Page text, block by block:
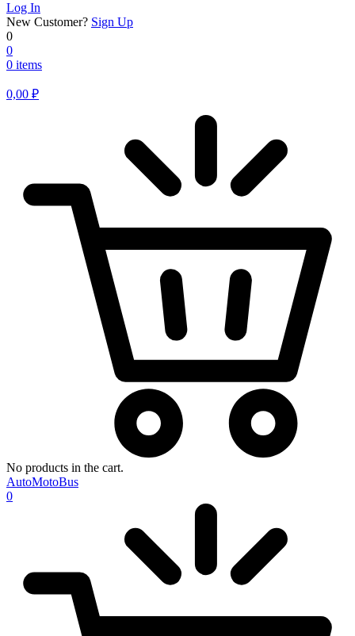
Log In
New Customer? Sign Up
0
0
0 items
0,00 ₽
No products in the cart.
AutoMotoBus
0